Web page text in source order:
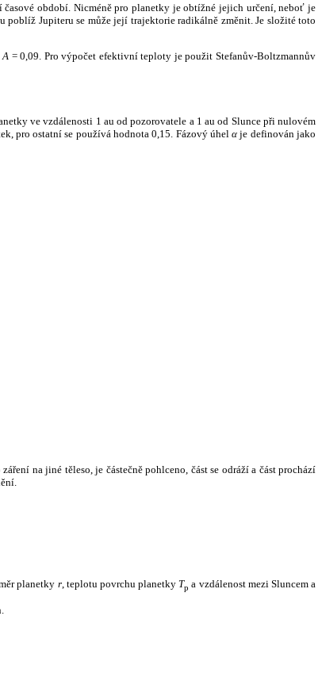
časové období. Nicméně pro planetky je obtížné jejich určení, neboť je
poblíž Jupiteru se může její trajektorie radikálně změnit. Je složité toto
A = 0,09. Pro výpočet efektivní teploty je použit Stefanův-Boltzmannův
ve vzdálenosti 1 au od pozorovatele a 1 au od Slunce při nulovém
pro ostatní se používá hodnota 0,15. Fázový úhelα je definován jako
na jiné těleso, je částečně pohlceno, část se odráží a část prochází
planetky r, teplotu povrchu planetky Tp a vzdálenost mezi Sluncem a